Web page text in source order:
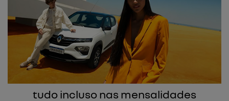
tudo incluso nas mensalidades